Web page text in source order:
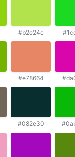
#b2e24c
#e78664
#082e30